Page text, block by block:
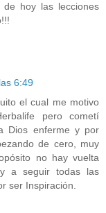
hoy las lecciones
6:49
el cual me motivo
pero cometí
Dios enferme y por
de cero, muy
no hay vuelta
a seguir todas las
ser Inspiración.